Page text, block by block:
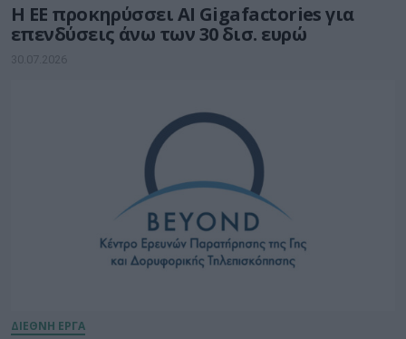
Η ΕΕ προκηρύσσει AI Gigafactories για
επενδύσεις άνω των 30 δισ. ευρώ
30.07.2026
ΔΙΕΘΝΗ ΕΡΓΑ